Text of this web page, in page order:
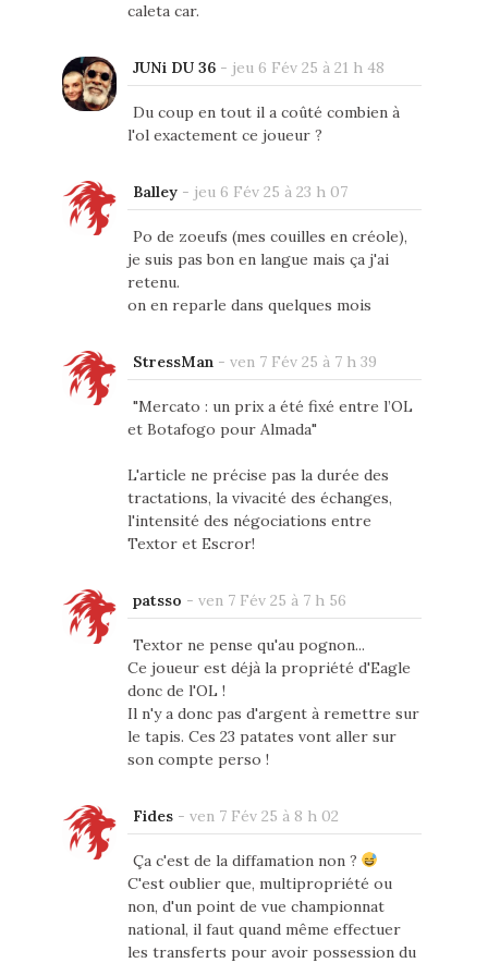
caleta car.
JUNi DU 36- jeu 6 Fév 25 à 21 h 48
Du coup en tout il a coûté combien à
l'ol exactement ce joueur ?
Balley- jeu 6 Fév 25 à 23 h 07
Po de zoeufs (mes couilles en créole),
je suis pas bon en langue mais ça j'ai
retenu.
on en reparle dans quelques mois
StressMan- ven 7 Fév 25 à 7 h 39
"Mercato : un prix a été fixé entre l’OL
et Botafogo pour Almada"
L'article ne précise pas la durée des
tractations, la vivacité des échanges,
l'intensité des négociations entre
Textor et Escror!
patsso - ven 7 Fév 25 à 7 h 56
Textor ne pense qu'au pognon...
Ce joueur est déjà la propriété d'Eagle
donc de l'OL !
Il n'y a donc pas d'argent à remettre sur
le tapis. Ces 23 patates vont aller sur
son compte perso !
Fides- ven 7 Fév 25 à 8 h 02
Ça c'est de la diffamation non ?
C'est oublier que, multipropriété ou
non, d'un point de vue championnat
national, il faut quand même effectuer
les transferts pour avoir possession du